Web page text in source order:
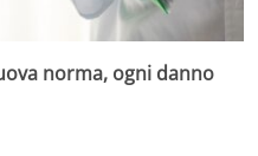
norma, ogni danno